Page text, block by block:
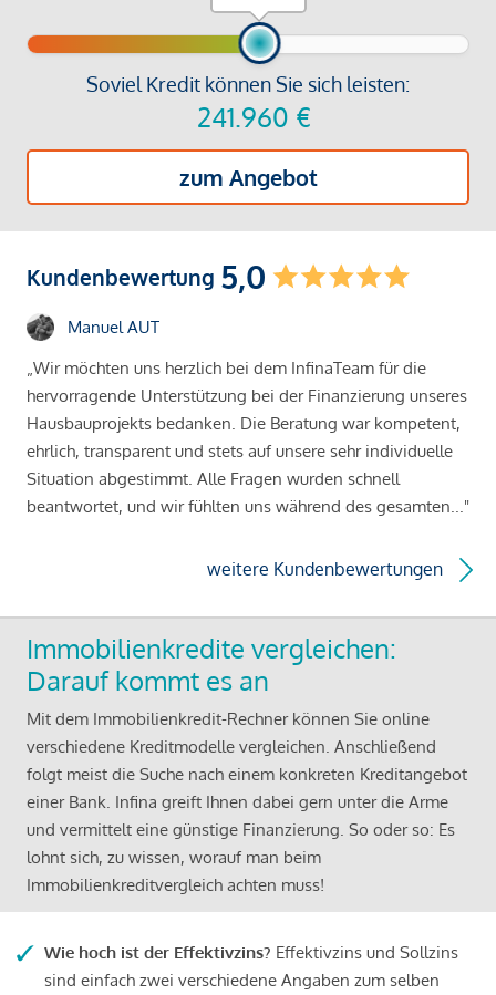
Soviel Kredit können Sie sich leisten:
241.960 €
zum Angebot
Kundenbewertung 5,0
Manuel AUT
„Wir möchten uns herzlich bei dem InfinaTeam für die
hervorragende Unterstützung bei der Finanzierung unseres
Hausbauprojekts bedanken. Die Beratung war kompetent,
ehrlich, transparent und stets auf unsere sehr individuelle
Situation abgestimmt. Alle Fragen wurden schnell
beantwortet, und wir fühlten uns während des gesamten..."
weitere Kundenbewertungen
Immobilienkredite vergleichen:
Darauf kommt es an
Mit dem Immobilienkredit-Rechner können Sie online
verschiedene Kreditmodelle vergleichen. Anschließend
folgt meist die Suche nach einem konkreten Kreditangebot
einer Bank. Infina greift Ihnen dabei gern unter die Arme
und vermittelt eine günstige Finanzierung. So oder so: Es
lohnt sich, zu wissen, worauf man beim
Immobilienkreditvergleich achten muss!
Wie hoch ist der Effektivzins? Effektivzins und Sollzins
sind einfach zwei verschiedene Angaben zum selben